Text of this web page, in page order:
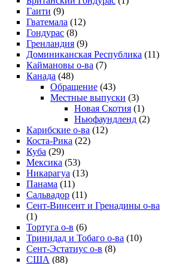
Гаити (9)
Гватемала (12)
Гондурас (8)
Гренландия (9)
Доминиканская Республика (11)
Каймановы о-ва (7)
Канада (48)
Обращение (43)
Местные выпуски (3)
Новая Скотия (1)
Ньюфаундленд (2)
Карибские о-ва (12)
Коста-Рика (22)
Куба (29)
Мексика (53)
Никарагуа (13)
Панама (11)
Сальвадор (11)
Сент-Винсент и Гренадины о-ва
(1)
Тортуга о-в (6)
Тринидад и Тобаго о-ва (10)
Сент-Эстатиус о-в (8)
США (88)